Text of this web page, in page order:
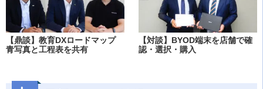
【鼎談】教育DXロードマップ
青写真と工程表を共有
【対談】BYOD端末を店舗で確
認・選択・購入